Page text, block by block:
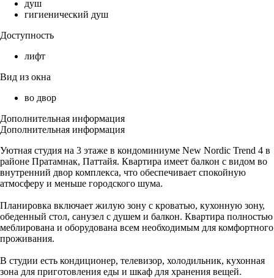
душ
гигиенический душ
Доступность
лифт
Вид из окна
во двор
Дополнительная информация
Дополнительная информация
Уютная студия на 3 этаже в кондоминиуме New Nordic Trend 4 в
районе Пратамнак, Паттайя. Квартира имеет балкон с видом во
внутренний двор комплекса, что обеспечивает спокойную
атмосферу и меньше городского шума.
Планировка включает жилую зону с кроватью, кухонную зону,
обеденный стол, санузел с душем и балкон. Квартира полностью
меблирована и оборудована всем необходимым для комфортного
проживания.
В студии есть кондиционер, телевизор, холодильник, кухонная
зона для приготовления еды и шкаф для хранения вещей.